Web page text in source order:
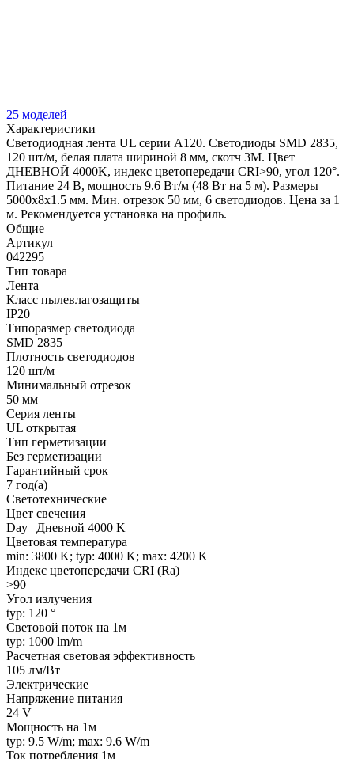
25 моделей
Характеристики
Светодиодная лента UL серии A120. Светодиоды SMD 2835,
120 шт/м, белая плата шириной 8 мм, скотч 3M. Цвет
ДНЕВНОЙ 4000K, индекс цветопередачи CRI>90, угол 120°.
Питание 24 В, мощность 9.6 Вт/м (48 Вт на 5 м). Размеры
5000x8x1.5 мм. Мин. отрезок 50 мм, 6 светодиодов. Цена за 1
м. Рекомендуется установка на профиль.
Общие
Артикул
042295
Тип товара
Лента
Класс пылевлагозащиты
IP20
Типоразмер светодиода
SMD 2835
Плотность светодиодов
120 шт/м
Минимальный отрезок
50 мм
Серия ленты
UL открытая
Тип герметизации
Без герметизации
Гарантийный срок
7 год(а)
Светотехнические
Цвет свечения
Day | Дневной 4000 K
Цветовая температура
min: 3800 K; typ: 4000 K; max: 4200 K
Индекс цветопередачи CRI (Ra)
>90
Угол излучения
typ: 120 °
Световой поток на 1м
typ: 1000 lm/m
Расчетная световая эффективность
105 лм/Вт
Электрические
Напряжение питания
24 V
Мощность на 1м
typ: 9.5 W/m; max: 9.6 W/m
Ток потребления 1м